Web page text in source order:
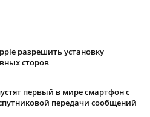
разрешить установку
сторов
первый в мире смартфон с
передачи сообщений